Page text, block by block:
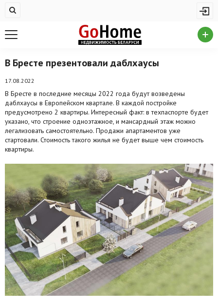
Купить квартиру
Новостройки
Дома/коттеджи/участки
Комерческая недвижимость
Продажа коммерческой недвижимости
Аренда коммерческой недвижимости
Другие разделы
Новости
Агентства
Ремонт квартир
Грузовое такси
Способы оплаты
В Бресте презентовали даблхаусы
17.08.2022
В Бресте в последние месяцы 2022 года будут возведены
даблхаусы в Европейском квартале. В каждой постройке
предусмотрено 2 квартиры. Интересный факт: в техпаспорте будет
указано, что строение одноэтажное, и мансардный этаж можно
легализовать самостоятельно. Продажи апартаментов уже
стартовали. Стоимость такого жилья не будет выше чем стоимость
квартиры.